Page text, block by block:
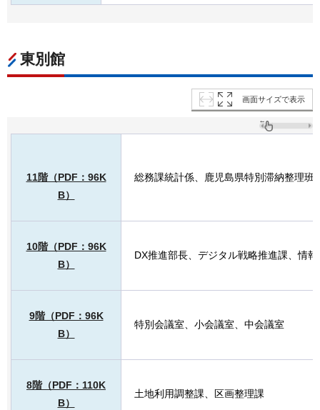
東別館
画面サイズで表示
11階（PDF：96K
B）
総務課統計係、鹿児島県特別滞納整理班
10階（PDF：96K
B）
DX推進部長、デジタル戦略推進課、情
9階（PDF：96K
B）
特別会議室、小会議室、中会議室
8階（PDF：110K
B）
土地利用調整課、区画整理課